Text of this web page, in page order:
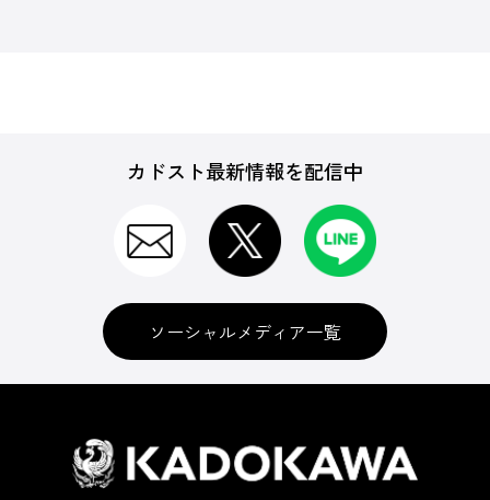
カドスト最新情報を配信中
ソーシャルメディア一覧